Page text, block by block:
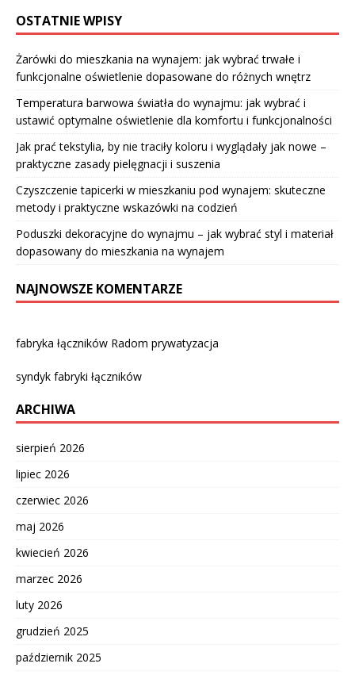
OSTATNIE WPISY
Żarówki do mieszkania na wynajem: jak wybrać trwałe i
funkcjonalne oświetlenie dopasowane do różnych wnętrz
Temperatura barwowa światła do wynajmu: jak wybrać i
ustawić optymalne oświetlenie dla komfortu i funkcjonalności
Jak prać tekstylia, by nie traciły koloru i wyglądały jak nowe –
praktyczne zasady pielęgnacji i suszenia
Czyszczenie tapicerki w mieszkaniu pod wynajem: skuteczne
metody i praktyczne wskazówki na codzień
Poduszki dekoracyjne do wynajmu – jak wybrać styl i materiał
dopasowany do mieszkania na wynajem
NAJNOWSZE KOMENTARZE
fabryka łączników Radom prywatyzacja
syndyk fabryki łączników
ARCHIWA
sierpień 2026
lipiec 2026
czerwiec 2026
maj 2026
kwiecień 2026
marzec 2026
luty 2026
grudzień 2025
październik 2025